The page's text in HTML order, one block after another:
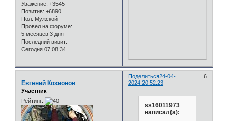
Уважение: +3545
Позитив: +6890
Пол: Мужской
Провел на форуме:
5 месяцев 3 дня
Последний визит:
Сегодня 07:08:34
Поделиться 6
24-04-
2024 20:52:23
Евгений Козионов
Участник
Рейтинг:
ss16011973
написал(а):